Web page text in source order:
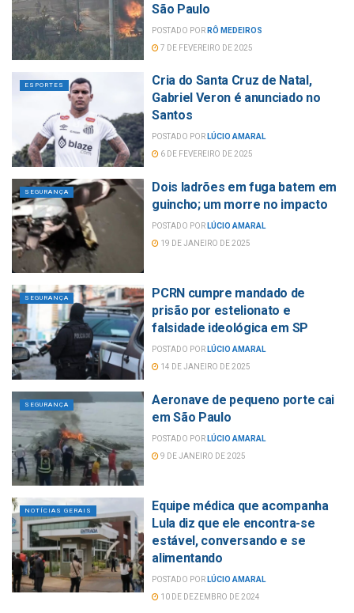
São Paulo
POSTADO POR RÔ MEDEIROS
7 DE FEVEREIRO DE 2025
ESPORTES
Cria do Santa Cruz de Natal,
Gabriel Veron é anunciado no
Santos
POSTADO POR LÚCIO AMARAL
6 DE FEVEREIRO DE 2025
SEGURANÇA
Dois ladrões em fuga batem em
guincho; um morre no impacto
POSTADO POR LÚCIO AMARAL
19 DE JANEIRO DE 2025
SEGURANÇA
PCRN cumpre mandado de
prisão por estelionato e
falsidade ideológica em SP
POSTADO POR LÚCIO AMARAL
14 DE JANEIRO DE 2025
SEGURANÇA
Aeronave de pequeno porte cai
em São Paulo
POSTADO POR LÚCIO AMARAL
9 DE JANEIRO DE 2025
NOTÍCIAS GERAIS
Equipe médica que acompanha
Lula diz que ele encontra-se
estável, conversando e se
alimentando
POSTADO POR LÚCIO AMARAL
10 DE DEZEMBRO DE 2024